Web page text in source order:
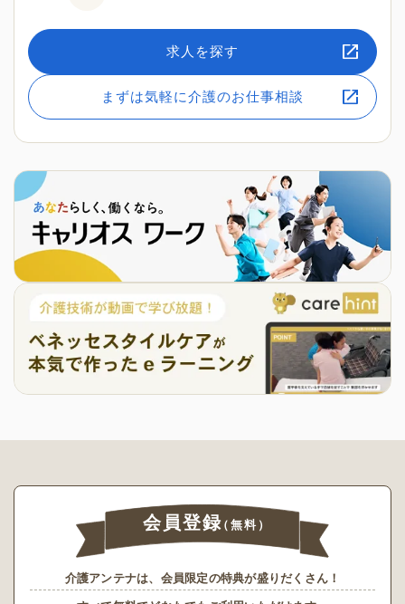
求人を探す
まずは気軽に介護のお仕事相談
会員登録（無料）
介護アンテナは、会員限定の特典が盛りだくさん！